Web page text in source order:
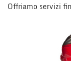
Offriamo servizi
Cookie